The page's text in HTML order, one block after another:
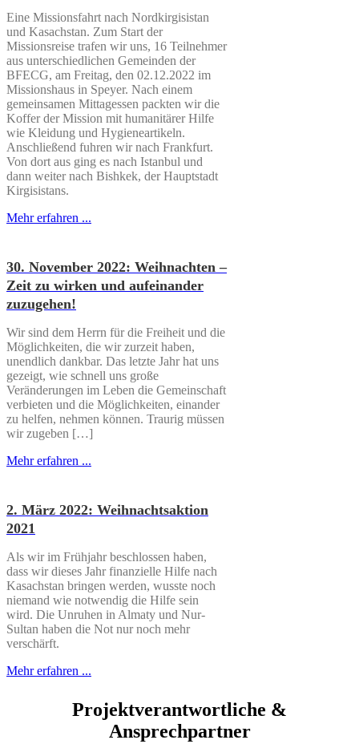
Eine Missionsfahrt nach Nordkirgisistan
und Kasachstan. Zum Start der
Missionsreise trafen wir uns, 16 Teilnehmer
aus unterschiedlichen Gemeinden der
BFECG, am Freitag, den 02.12.2022 im
Missionshaus in Speyer. Nach einem
gemeinsamen Mittagessen packten wir die
Koffer der Mission mit humanitärer Hilfe
wie Kleidung und Hygieneartikeln.
Anschließend fuhren wir nach Frankfurt.
Von dort aus ging es nach Istanbul und
dann weiter nach Bishkek, der Hauptstadt
Kirgisistans.
Mehr erfahren ...
30. November 2022: Weihnachten –
Zeit zu wirken und aufeinander
zuzugehen!
Wir sind dem Herrn für die Freiheit und die
Möglichkeiten, die wir zurzeit haben,
unendlich dankbar. Das letzte Jahr hat uns
gezeigt, wie schnell uns große
Veränderungen im Leben die Gemeinschaft
verbieten und die Möglichkeiten, einander
zu helfen, nehmen können. Traurig müssen
wir zugeben […]
Mehr erfahren ...
2. März 2022: Weihnachtsaktion
2021
Als wir im Frühjahr beschlossen haben,
dass wir dieses Jahr finanzielle Hilfe nach
Kasachstan bringen werden, wusste noch
niemand wie notwendig die Hilfe sein
wird. Die Unruhen in Almaty und Nur-
Sultan haben die Not nur noch mehr
verschärft.
Mehr erfahren ...
Projektverantwortliche &
Ansprechpartner